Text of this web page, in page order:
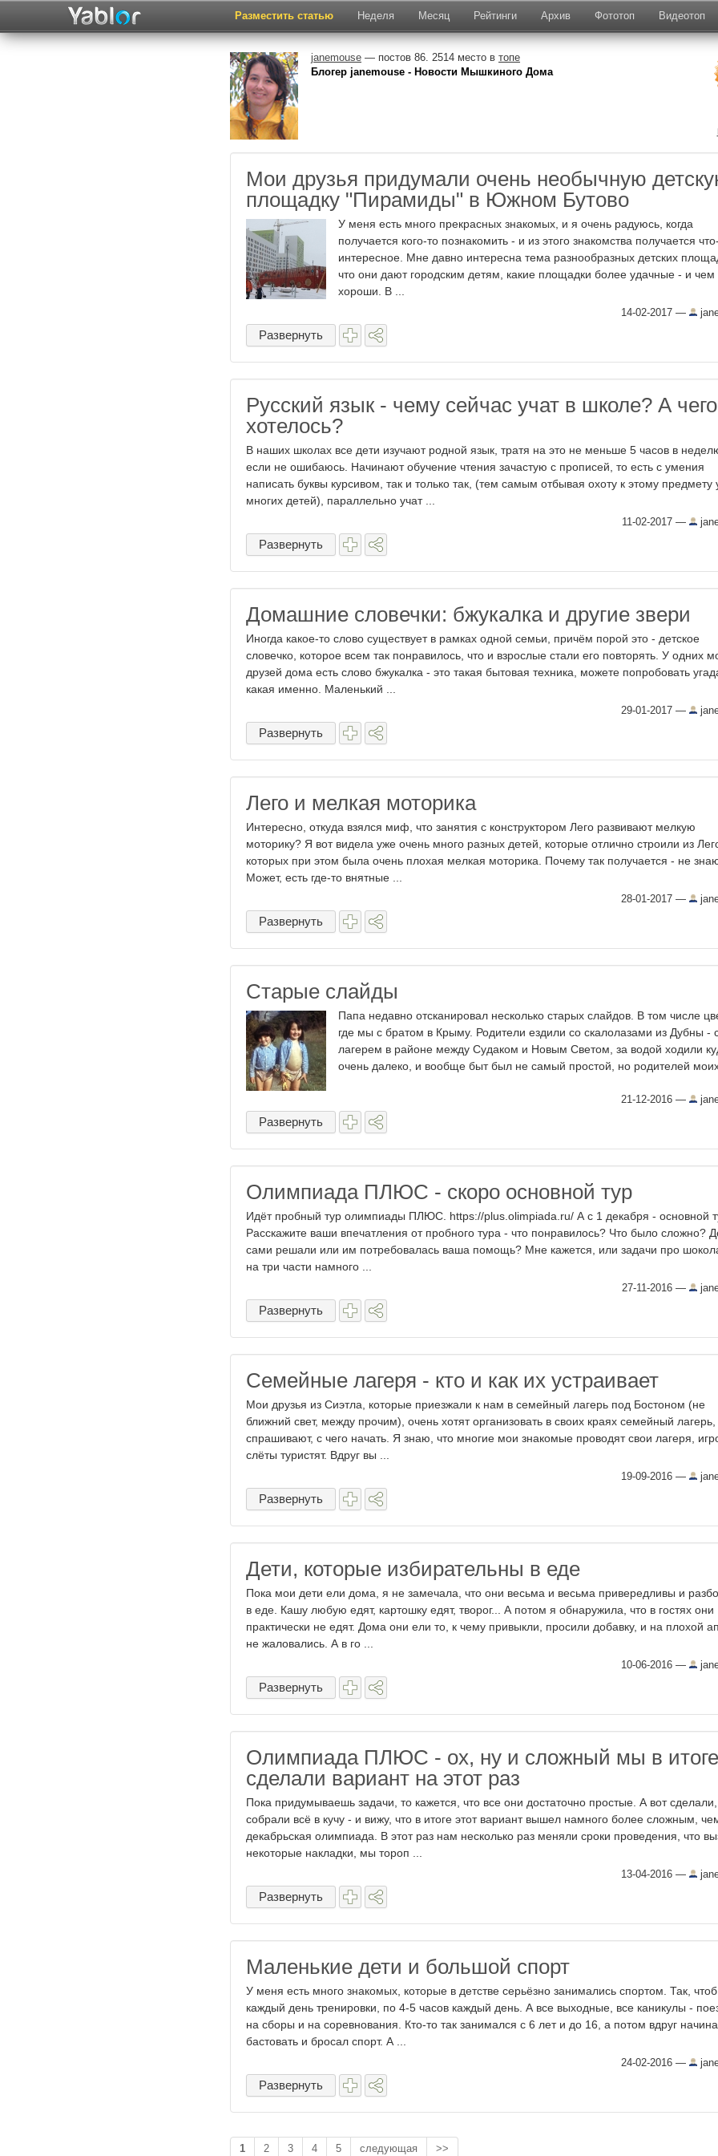
Разместить статью Неделя Месяц Рейтинги Архив Фототоп Видеотоп
janemouse — постов 86. 2514 место втопе
Блогер janemouse - Новости Мышкиного Дома
Мои друзья придумали очень необычную
площадку "Пирамиды" в Южном Бутово
У меня есть много прекрасных знакомых, и я очень радуюсь, когда
получается кого-то познакомить - и из этого знакомства получается
интересное. Мне давно интересна тема разнообразных детских
что они дают городским детям, какие площадки более удачные - и чем
хороши. В ...
14-02-2017 —
Развернуть
Русский язык - чему сейчас учат в школе? А
хотелось?
В наших школах все дети изучают родной язык, тратя на это не меньше 5 часов в
если не ошибаюсь. Начинают обучение чтения зачастую с прописей, то есть с умения
написать буквы курсивом, так и только так, (тем самым отбывая охоту к этому предмету
многих детей), параллельно учат ...
11-02-2017 —
Развернуть
Домашние словечки: бжукалка и другие звери
Иногда какое-то слово существует в рамках одной семьи, причём порой это - детское
словечко, которое всем так понравилось, что и взрослые стали его повторять. У одних
друзей дома есть слово бжукалка - это такая бытовая техника, можете попробовать
какая именно. Маленький ...
29-01-2017 —
Развернуть
Лего и мелкая моторика
Интересно, откуда взялся миф, что занятия с конструктором Лего развивают мелкую
моторику? Я вот видела уже очень много разных детей, которые отлично строили из
которых при этом была очень плохая мелкая моторика. Почему так получается - не
Может, есть где-то внятные ...
28-01-2017 —
Развернуть
Старые слайды
Папа недавно отсканировал несколько старых слайдов. В том числе
где мы с братом в Крыму. Родители ездили со скалолазами из Дубны -
лагерем в районе между Судаком и Новым Светом, за водой ходили
очень далеко, и вообще быт был не самый простой, но родителей моих
21-12-2016 —
Развернуть
Олимпиада ПЛЮС - скоро основной тур
Идёт пробный тур олимпиады ПЛЮС. https://plus.olimpiada.ru/ А с 1 декабря - основной
Расскажите ваши впечатления от пробного тура - что понравилось? Что было сложно?
сами решали или им потребовалась ваша помощь? Мне кажется, или задачи про
на три части намного ...
27-11-2016 —
Развернуть
Семейные лагеря - кто и как их устраивает
Мои друзья из Сиэтла, которые приезжали к нам в семейный лагерь под Бостоном (не
ближний свет, между прочим), очень хотят организовать в своих краях семейный лагерь,
спрашивают, с чего начать. Я знаю, что многие мои знакомые проводят свои лагеря,
слёты туристят. Вдруг вы ...
19-09-2016 —
Развернуть
Дети, которые избирательны в еде
Пока мои дети ели дома, я не замечала, что они весьма и весьма привередливы и
в еде. Кашу любую едят, картошку едят, творог... А потом я обнаружила, что в гостях они
практически не едят. Дома они ели то, к чему привыкли, просили добавку, и на плохой
не жаловались. А в го ...
10-06-2016 —
Развернуть
Олимпиада ПЛЮС - ох, ну и сложный мы в итоге
сделали вариант на этот раз
Пока придумываешь задачи, то кажется, что все они достаточно простые. А вот сделали,
собрали всё в кучу - и вижу, что в итоге этот вариант вышел намного более сложным,
декабрьская олимпиада. В этот раз нам несколько раз меняли сроки проведения, что
некоторые накладки, мы тороп ...
13-04-2016 —
Развернуть
Маленькие дети и большой спорт
У меня есть много знакомых, которые в детстве серьёзно занимались спортом. Так, чтоб
каждый день тренировки, по 4-5 часов каждый день. А все выходные, все каникулы -
на сборы и на соревнования. Кто-то так занимался с 6 лет и до 16, а потом вдруг
бастовать и бросал спорт. А ...
24-02-2016 —
Развернуть
1 2 3 4 5 следующая >>